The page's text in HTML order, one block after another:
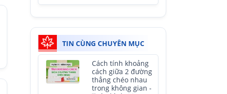
TIN CÙNG CHUYÊN MỤC
Cách tính khoảng
cách giữa 2 đường
thẳng chéo nhau
trong không gian -